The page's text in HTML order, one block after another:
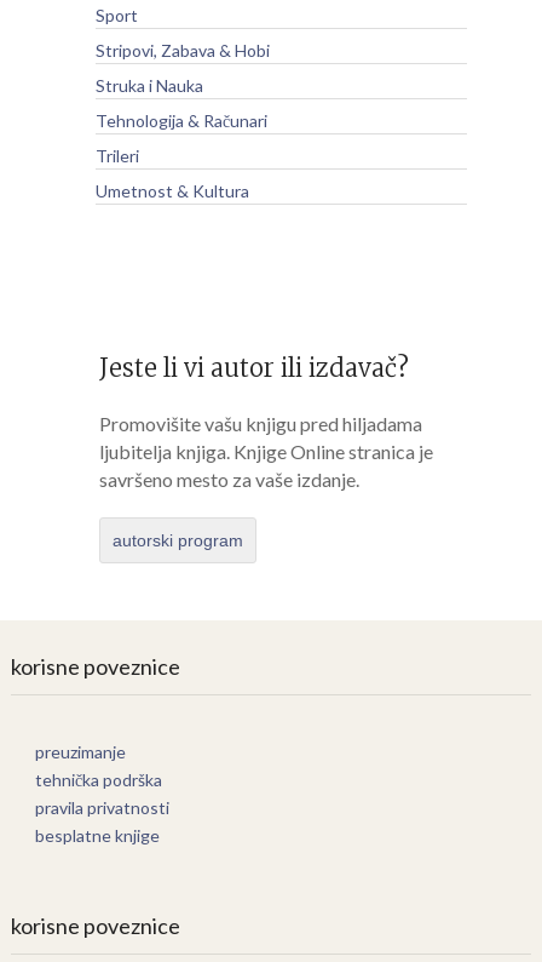
Sport
Stripovi, Zabava & Hobi
Struka i Nauka
Tehnologija & Računari
Trileri
Umetnost & Kultura
Jeste li vi autor ili izdavač?
Promovišite vašu knjigu pred hiljadama
ljubitelja knjiga. Knjige Online stranica je
savršeno mesto za vaše izdanje.
autorski program
korisne poveznice
preuzimanje
tehnička podrška
pravila privatnosti
besplatne knjige
korisne poveznice